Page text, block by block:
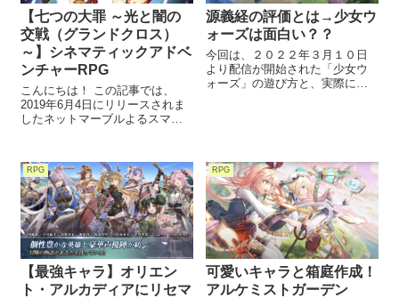
【七つの大罪 ～光と闇の
交戦（グランドクロス）
～】シネマティックアドベ
ンチャーRPG
こんにちは！ この記事では、
2019年6月4日にリリースされま
したネットマーブルよるスマホ
ロス）～』、通称「グラクロ」
について紹介していきます。 今
回この『七つの大罪 ～光と闇の
交戦（グランドクロス）～』の
魅力をお伝えしたいと思います
ので 楽しみにしていただけたら
幸いですヾ(´ー｀)ノ
源義経の評価とは→少女ウ
ォーズは面白い？？
今回は、２０２２年３月１０日
より配信が開始された「少女ウ
ォーズ」の遊び方と、実際に遊
の評価も合わせて調査してみま
した！！
RPG
【最強キャラ】オリエン
ト・アルカディアにリセマ
RPG
可愛いキャラと箱庭作成！
アルケミストガーデン